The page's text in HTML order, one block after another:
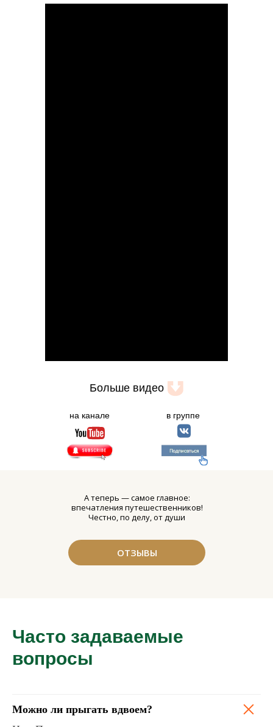
Больше видео
на канале в группе
А теперь — самое главное:
впечатления путешественников!
Честно, по делу, от души
ОТЗЫВЫ
Часто задаваемые
вопросы
Можно ли прыгать вдвоем?
Есть вопросы?